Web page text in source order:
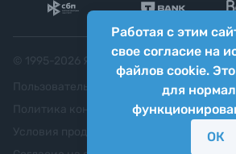
Работая с этим
свое согласие на
файлов cookie.
для
ОК
Яркий фотомаркет ("Яркий
Пользовательское соглашение
Политика конфиденциальности